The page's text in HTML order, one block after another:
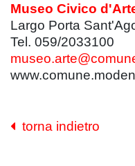
Museo Civico
Largo Porta
Tel. 059/2033100
torna indietro